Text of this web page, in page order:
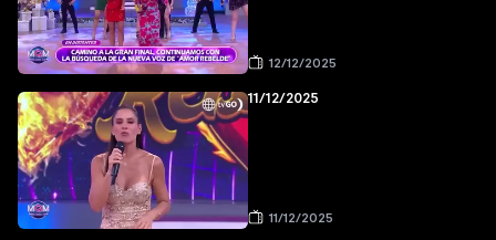
12/12/2025
11/12/2025
11/12/2025